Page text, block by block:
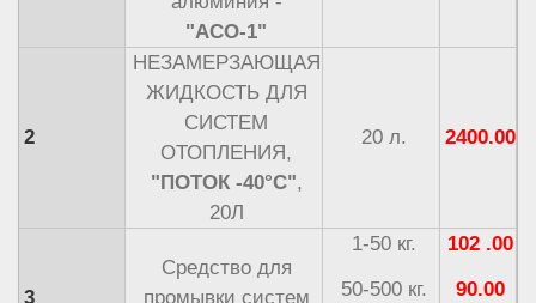
"АСО-1"
2
НЕЗАМЕРЗАЮЩАЯ
ЖИДКОСТЬ ДЛЯ
СИСТЕМ
ОТОПЛЕНИЯ,
"ПОТОК -40°С",
20Л
20 л. 2400.00
3
Средство для
промывки систем
1-50 кг.
50-500 кг.
102 .00
90.00